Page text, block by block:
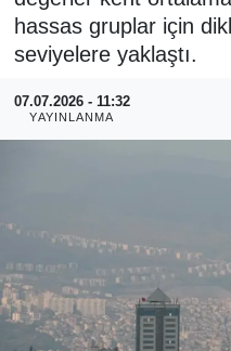
hassas gruplar için
seviyelere yaklaştı.
07.07.2026 - 11:32
YAYINLANMA
ASAYİŞ
Haber Arşivi